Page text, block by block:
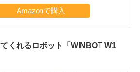
くれるロボット「WINBOT W1